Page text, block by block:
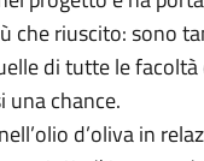
che riuscito: sono
di tutte le
chance.
d’oliva in